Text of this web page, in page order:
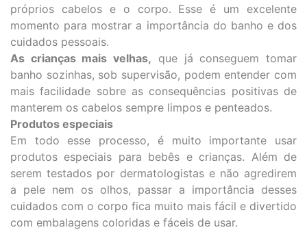
próprios cabelos e o corpo. Esse é um excelente
momento para mostrar a importância do banho e dos
cuidados pessoais.
As crianças mais velhas, que já conseguem tomar
banho sozinhas, sob supervisão, podem entender com
mais facilidade sobre as consequências positivas de
manterem os cabelos sempre limpos e penteados.
Produtos especiais
Em todo esse processo, é muito importante usar
produtos especiais para bebês e crianças. Além de
serem testados por dermatologistas e não agredirem
a pele nem os olhos, passar a importância desses
cuidados com o corpo fica muito mais fácil e divertido
com embalagens coloridas e fáceis de usar.